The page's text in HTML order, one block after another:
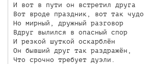
И вот в пути он встретил друга
Вот вроде праздник, вот так чудо
Но мирный, дружный разговор
Вдруг вылился в опасный спор
И резкой шуткой оскарблён
Он бывший друг так раздражён,
Что срочно требует дуэли.